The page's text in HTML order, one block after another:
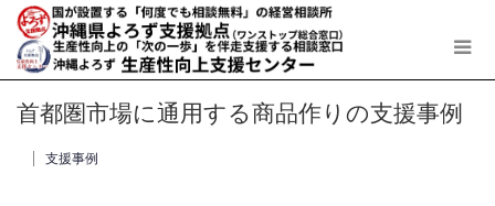
首都圏市場に通用する商品作りの支援事例
支援事例